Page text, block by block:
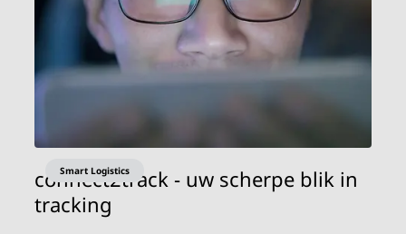
connect2track - uw scherpe blik in
tracking
Smart Logistics